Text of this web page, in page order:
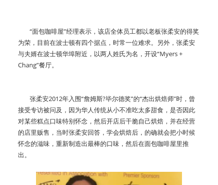
“面包咖啡屋”经理表示，该店全体员工都以老板张柔安的得奖
为荣，目前在波士顿有四个据点，时常一位难求。另外，张柔安
与夫婿在波士顿华埠附近，以两人姓氏为名，开设“Myers +
Chang”餐厅。
张柔安2012年入围“詹姆斯?毕尔德奖”的“杰出烘焙师”时，曾
接受专访被问及，因为华人传统从小不准吃太多甜食，是否因此
对某些糕点口味特别怀念，然后开店后干脆自己烘焙，并在经营
的店里贩售，当时张柔安回答，学会烘焙后，的确就会把小时候
怀念的滋味，重新制造出最棒的口味，然后在面包咖啡屋里推
出。